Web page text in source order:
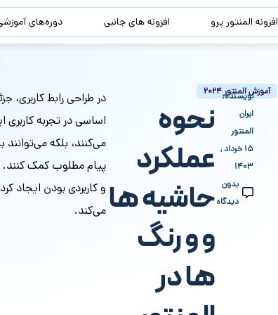
افزونه المنتور پرو افزونه های جانبی دوره‌های
آموزش المنتور 2024
نویسنده:
ایران
المنتور
۱۵ خرداد ,
۱۴۰۳
بدون
دیدگاه
نحوه
عملکرد
حاشیه ها
و و رنگ
ها در
در طراحی رابط کاربری،
اساسی در تجربه کاربری
می‌کنند، بلکه
پیام مطلوب کمک کنند.
و کاربردی بودن ایجاد
می‌کند.